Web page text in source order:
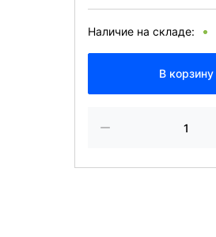
Наличие на складе:
В корзину